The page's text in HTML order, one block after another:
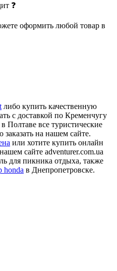
❓
оформить любой товар в
либо купить качественную
с доставкой по Кременчугу
в Полтаве все туристические
на нашем сайте.
или хотите купить онлайн
сайте adventurer.com.ua
для пикника отдыха, также
honda в Днепропетровске.